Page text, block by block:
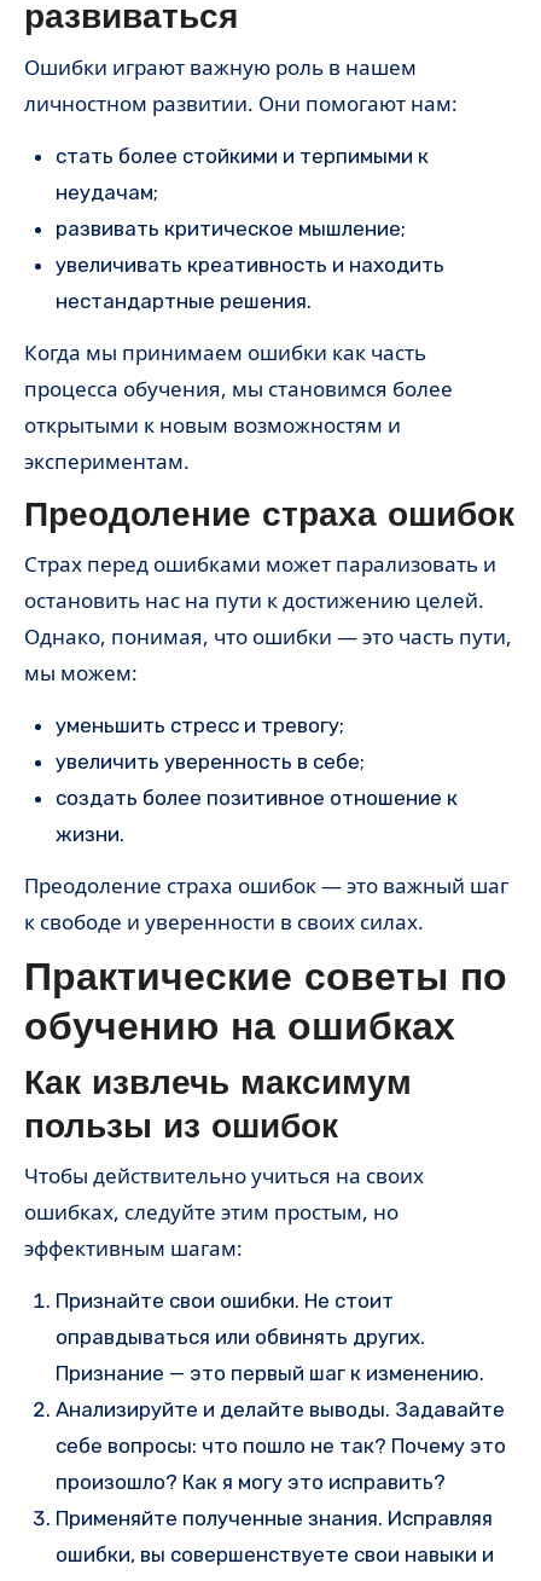
развиваться
Ошибки играют важную роль в нашем
личностном развитии. Они помогают нам:
стать более стойкими и терпимыми к
неудачам;
развивать критическое мышление;
увеличивать креативность и находить
нестандартные решения.
Когда мы принимаем ошибки как часть
процесса обучения, мы становимся более
открытыми к новым возможностям и
экспериментам.
Преодоление страха ошибок
Страх перед ошибками может парализовать и
остановить нас на пути к достижению целей.
Однако, понимая, что ошибки — это часть пути,
мы можем:
уменьшить стресс и тревогу;
увеличить уверенность в себе;
создать более позитивное отношение к
жизни.
Преодоление страха ошибок — это важный шаг
к свободе и уверенности в своих силах.
Практические советы по
обучению на ошибках
Как извлечь максимум
пользы из ошибок
Чтобы действительно учиться на своих
ошибках, следуйте этим простым, но
эффективным шагам:
Признайте свои ошибки. Не стоит
оправдываться или обвинять других.
Признание — это первый шаг к изменению.
Анализируйте и делайте выводы. Задавайте
себе вопросы: что пошло не так? Почему это
произошло? Как я могу это исправить?
Применяйте полученные знания. Исправляя
ошибки, вы совершенствуете свои навыки и